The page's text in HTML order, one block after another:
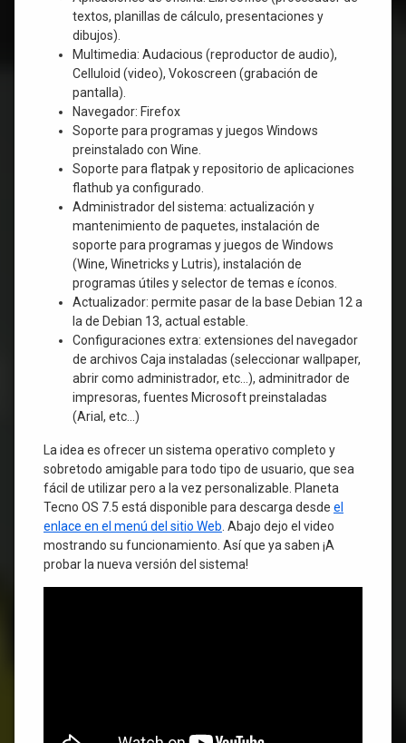
textos, planillas de cálculo, presentaciones y
dibujos).
Multimedia: Audacious (reproductor de audio),
Celluloid (video), Vokoscreen (grabación de
pantalla).
Navegador: Firefox
Soporte para programas y juegos Windows
preinstalado con Wine.
Soporte para flatpak y repositorio de aplicaciones
flathub ya configurado.
Administrador del sistema: actualización y
mantenimiento de paquetes, instalación de
soporte para programas y juegos de Windows
(Wine, Winetricks y Lutris), instalación de
programas útiles y selector de temas e íconos.
Actualizador: permite pasar de la base Debian 12 a
la de Debian 13, actual estable.
Configuraciones extra: extensiones del navegador
de archivos Caja instaladas (seleccionar wallpaper,
abrir como administrador, etc…), adminitrador de
impresoras, fuentes Microsoft preinstaladas
(Arial, etc…)
La idea es ofrecer un sistema operativo completo y
sobretodo amigable para todo tipo de usuario, que sea
fácil de utilizar pero a la vez personalizable. Planeta
Tecno OS 7.5 está disponible para descarga desde el
enlace en el menú del sitio Web . Abajo dejo el video
mostrando su funcionamiento. Así que ya saben ¡A
probar la nueva versión del sistema!